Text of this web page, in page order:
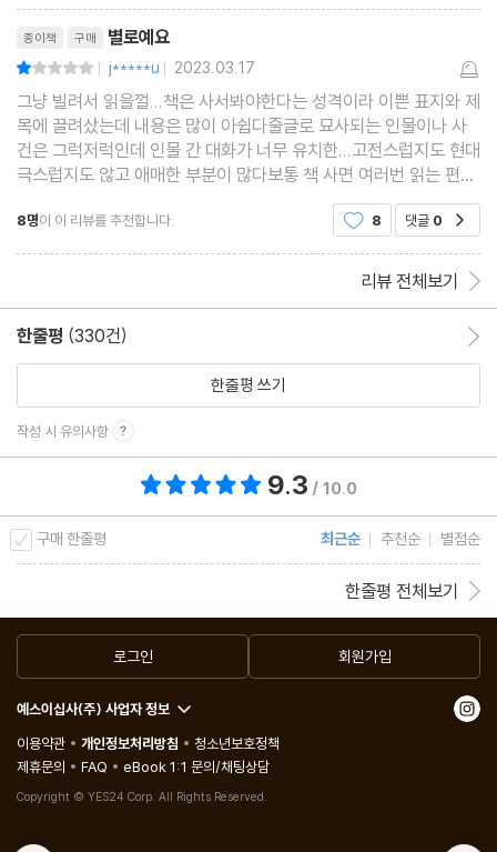
종이책 구매 별로예요
| j*****u | 2023.03.17
그냥 빌려서 읽을껄...책은 사서봐야한다는 성격이라 이쁜 표지와 제
목에 끌려샀는데 내용은 많이 아쉽다줄글로 묘사되는 인물이나 사
건은 그럭저럭인데 인물 간 대화가 너무 유치한...고전스럽지도 현대
극스럽지도 않고 애매한 부분이 많다보통 책 사면 여러번 읽는 편이
고 예스24 20년 넘게 이용하면서 리뷰쓴적 없는데 이건 진짜 별로
다달러구트 꿈 백화점과 비교도 안되지만 그 책이
8명이 이 리뷰를 추천합니다. 8 댓글 0
리뷰 전체보기
한줄평 (330건)
한줄평 쓰기
작성 시 유의사항
9.3 / 10.0
구매 한줄평 최근순 추천순 별점순
한줄평 전체보기
로그인 회원가입
예스이십사(주) 사업자 정보
이용약관
개인정보처리방침
청소년보호정책
제휴문의
FAQ eBook 1:1 문의/채팅상담
Copyright © YES24 Corp. All Rights Reserved.